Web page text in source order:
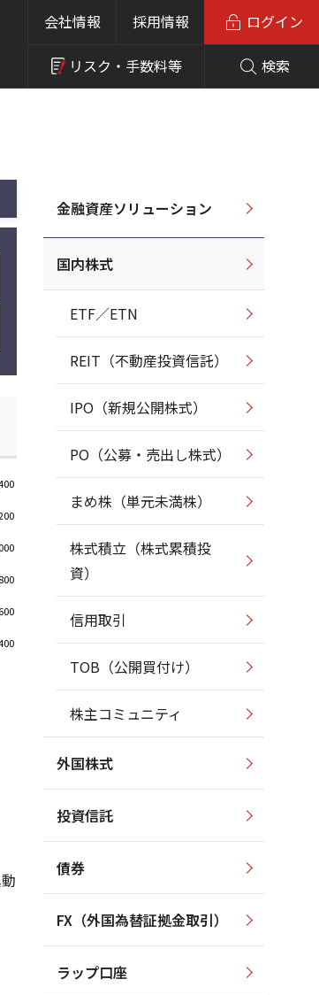
会社情報 採用情報
リスク・ 手数料等 検索
ログイン
金融資産ソリューション
国内株式
ETF／ETN
REIT（不動産投資信託）
IPO（新規公開株式）
PO（公募・売出し株式）
まめ株（単元未満株）
株式積立（株式累積投
資）
信用取引
TOB（公開買付け）
株主コミュニティ
外国株式
投資信託
債券
FX（外国為替証拠金取引）
ラップ口座